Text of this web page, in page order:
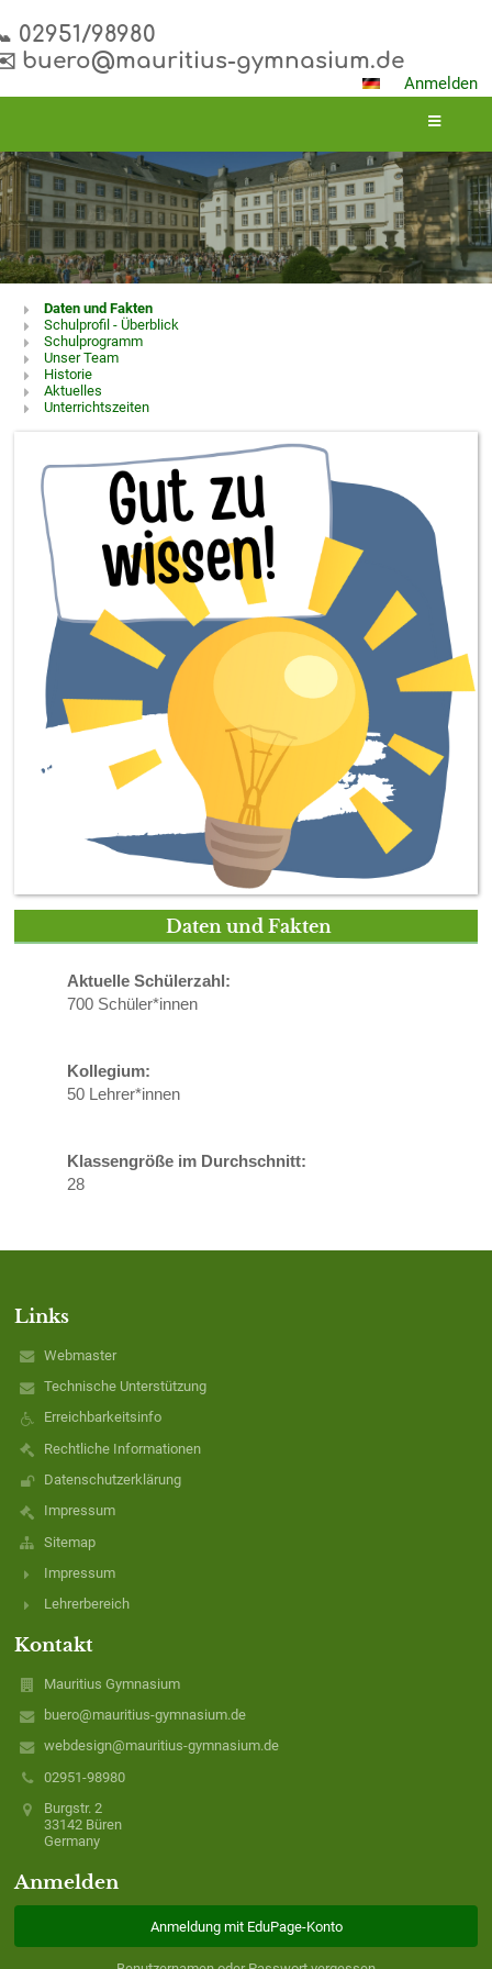
02951/98980
buero@mauritius-gymnasium.de
Anmelden
Über
uns
Daten und Fakten
Schulprofil - Überblick
Schulprogramm
Unser Team
Historie
Aktuelles
Unterrichtszeiten
Daten und Fakten
Aktuelle Schülerzahl:
700 Schüler*innen
Kollegium:
50 Lehrer*innen
Klassengröße im Durchschnitt:
28
Links
Webmaster
Technische Unterstützung
Erreichbarkeitsinfo
Rechtliche Informationen
Datenschutzerklärung
Impressum
Sitemap
Impressum
Lehrerbereich
Kontakt
Mauritius Gymnasium
buero@mauritius-gymnasium.de
webdesign@mauritius-gymnasium.de
02951-98980
Burgstr. 2
33142 Büren
Germany
Anmelden
Anmeldung mit EduPage-Konto